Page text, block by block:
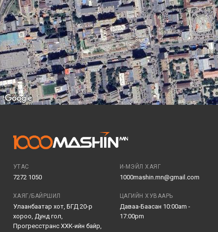
УТАС
7272 1050
И-МЭЙЛ ХАЯГ
1000mashin.mn@gmail.com
ХАЯГ/БАЙРШИЛ
Улаанбаатар хот, БГД 20-р
хороо, Дунд гол,
Прогресстранс ХХК-ийн байр,
ЦАГИЙН ХУВААРЬ
Даваа-Баасан 10:00am -
17:00pm